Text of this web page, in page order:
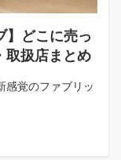
どこに売っ
取扱店まとめ
感覚のファブリッ